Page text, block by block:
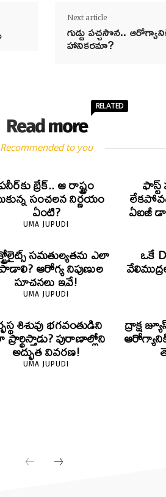
Next article
గుడ్డు పచ్చసొన..
హానికరమా?
Read more
RELATED
Recommended to you
బ్రేక్.. ఆ రాష్ట్రం
సంచలన నిర్ణయం
ఏంటి?
UMA JUPUDI
ఏఐజీ
సమతుల్యతను ఎలా
ఆరోగ్య నిపుణుల
సూచనలు ఇవే!
UMA JUPUDI
ఒకే
శిశువు భగవంతుడిని
పురాణాల్లోని
అద్భుత వివరణ!
UMA JUPUDI
ద్రాక్ష